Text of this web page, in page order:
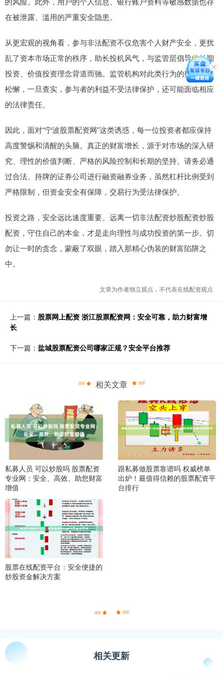
在被泄露、滥用的严重安全隐患。
从更宏观的视角看，参与非法配资不仅危害个人财产安全，更扰
乱了资本市场正常的秩序，助长投机风气，与监管层倡导的长期
投资、价值投资理念背道而驰。监管机构对此类行为的打击从未
松懈，一旦查实，参与者的利益不受法律保护，还可能面临相应
的法律责任。
因此，面对“宁波股票配资网”这类诱惑，每一位投资者都应保持
高度警惕和清醒的头脑。真正的财富增长，源于对市场的深入研
究、理性的价值判断、严格的风险控制和长期的坚持。请务必通
过合法、持牌的证券公司进行融资融券业务，虽然杠杆比例受到
严格限制，但资金安全有保障，交易行为受法律保护。
投资之路，安全远比速度重要。远离一切非法配资炒股配资炒股
配资，守住自己的本金，才是走向理性与成功投资的第一步。切
勿让一时的贪念，蒙蔽了双眼，踏入那精心伪装的财富陷阱之
中。
文章为作者独立观点，不代表在线配资观点
上一篇： 股票网上配资 浙江股票配资网：安全可靠，助力财富增
长
下一篇： 盐城股票配资公司哪家正规？安全平台推荐
相关文章
私募人员 可以炒股吗 股票配资
专业网：安全、高效、助您财富
增值
跟私募做股票靠谱吗 权威榜单
出炉！最值得信赖的股票配资平
台排行
股票在线配资平台：安全便捷的
炒股资金解决方案
相关更新